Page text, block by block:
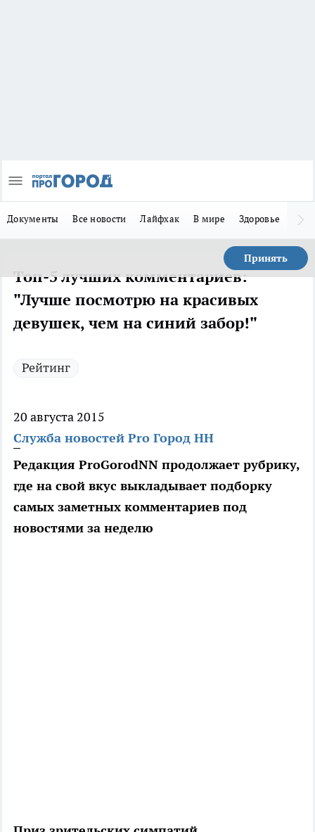
Документы Все новости Лайфхак В мире Здоровье
Принять
Топ-5 лучших комментариев:
"Лучше посмотрю на красивых
девушек, чем на синий забор!"
Рейтинг
20 августа 2015
Служба новостей Pro Город НН
Редакция ProGorodNN продолжает рубрику,
где на свой вкус выкладывает подборку
самых заметных комментариев под
новостями за неделю